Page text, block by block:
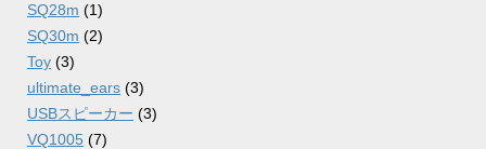
SQ28m (1)
SQ30m (2)
Toy (3)
ultimate_ears (3)
USBスピーカー (3)
VQ1005 (7)